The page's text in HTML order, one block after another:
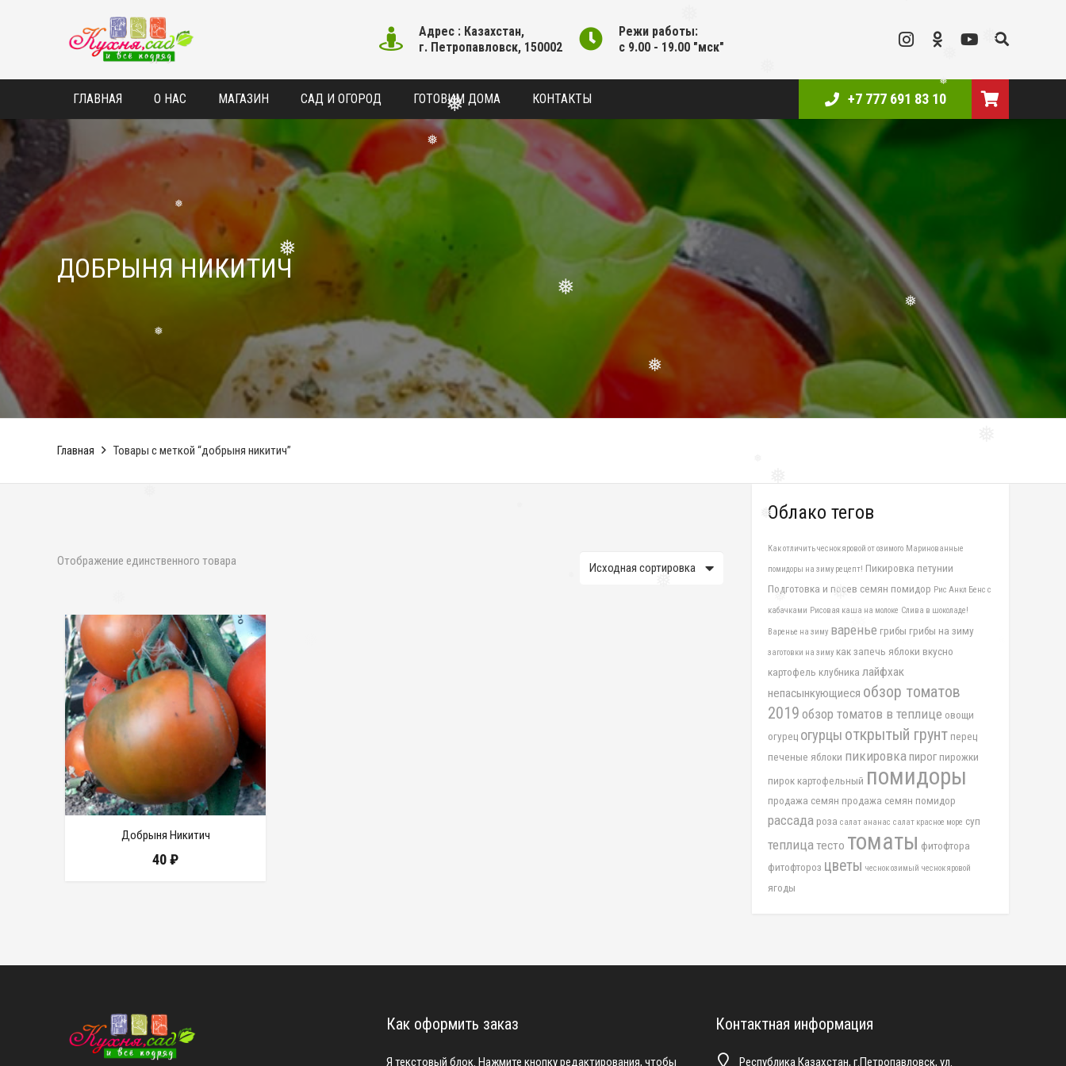
❅
❅
❅
❅
❅
❅
❅
❅
❅
❅
❅
Адрес : Казахстан,
г. Петропавловск, 150002
Режи работы:
с 9.00 - 19.00 "мск"
ГЛАВНАЯ О НАС МАГАЗИН САД И ОГОРОД ГОТОВИМ ДОМА КОНТАКТЫ +7 777 691 83 10
ДОБРЫНЯ НИКИТИЧ
Главная Товары с меткой “добрыня никитич”
Отображение единственного товара
Добрыня Никитич
40₽
Облако тегов
Как отличить чеснок яровой от озимого Маринованные
помидоры на зиму рецепт! Пикировка петунии
Подготовка и посев семян помидор Рис Анкл Бенс с
кабачками Рисовая каша на молоке Слива в шоколаде!
Варенье на зиму варенье грибы грибы на зиму
заготовки на зиму как запечь яблоки вкусно
картофель клубника лайфхак
непасынкующиеся обзор томатов
2019 обзор томатов в теплице овощи
огурец огурцы открытый грунт перец
печеные яблоки пикировкапирог пирожки
пирок картофельный помидоры
продажа семян продажа семян помидор
рассада роза салат ананас салат красное море суп
теплицатесто томаты фитофтора
фитофтороз цветы чеснок озимый чеснок яровой
ягоды
Как оформить заказ
Я текстовый блок. Нажмите кнопку редактирования, чтобы
Контактная информация
Республика Казахстан, г.Петропавловск, ул.